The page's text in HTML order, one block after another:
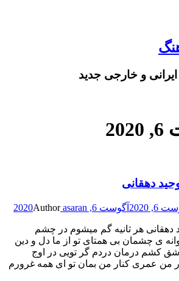
و خارجی جدید
دهقانی
6, 2020 آگوست 6, 2020 Authorasaran
دهقانی هر ثانیه گم میشوم در چشم
ی چشمان بی همتای تو از ما دل و دین
کشم درمان دردم گر تویی در اوج
من عمری کنار من بمان تو ای همه غرورم